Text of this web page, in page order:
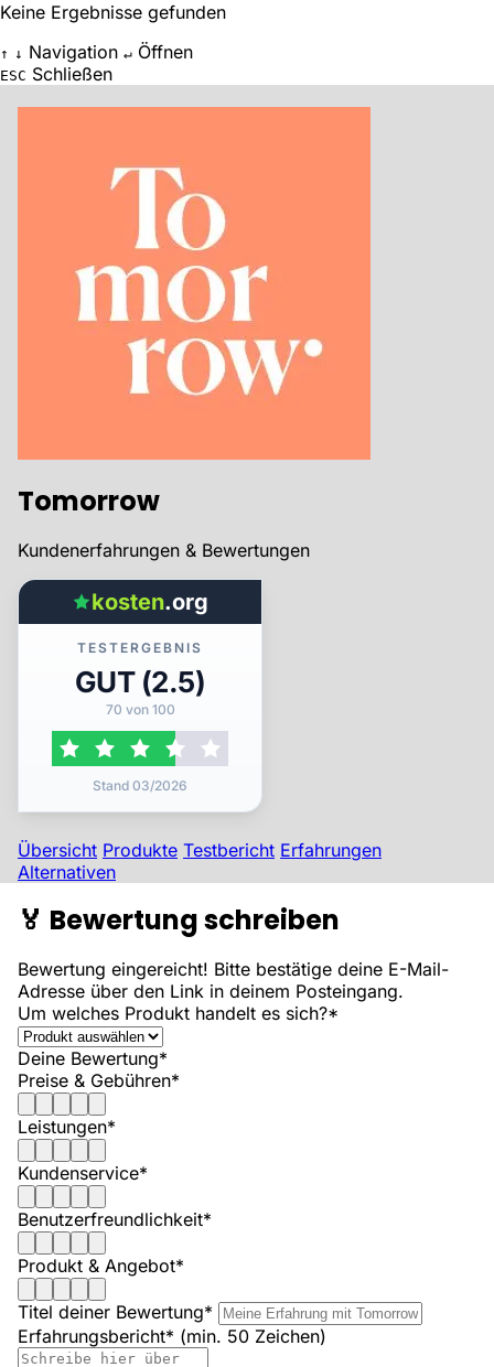
Keine Ergebnisse gefunden
↑ ↓ Navigation ↵ Öffnen
ESC Schließen
Tomorrow
Kundenerfahrungen & Bewertungen
kosten.org
TESTERGEBNIS
GUT (2.5)
70 von 100
Stand 03/2026
Übersicht Produkte Testbericht Erfahrungen
Alternativen
🏅 Bewertung schreiben
Bewertung eingereicht! Bitte bestätige deine E-Mail-
Adresse über den Link in deinem Posteingang.
Um welches Produkt handelt es sich?*
Deine Bewertung*
Preise & Gebühren*
Leistungen*
Kundenservice*
Benutzerfreundlichkeit*
Produkt & Angebot*
Titel deiner Bewertung*
Erfahrungsbericht* (min. 50 Zeichen)